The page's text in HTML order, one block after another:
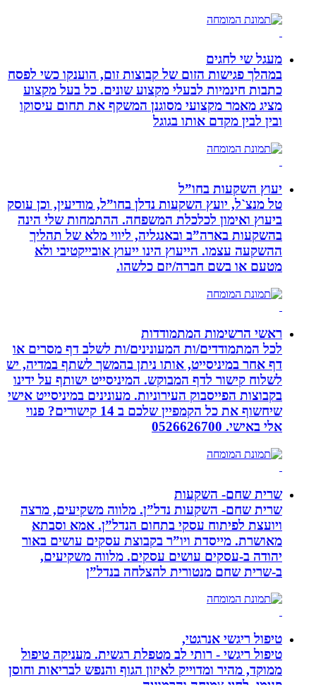
מעגל שי לחגים
במהלך פגישות הזום של קבוצות זום, הוענקו כשי לפסח
כתבות חינמיות לבעלי מקצוע שונים. כל בעל מקצוע
מציג מאמר מקצועי מסוגנן המשקף את תחום עיסוקו
ובין לבין מקדם אותו בגוגל
יעוץ השקעות בחו”ל
טל מנצ`ל, יועץ השקעות נדלן בחו”ל, מודיעין, וכן עוסק
ביעוץ ואימון לכלכלת המשפחה. ההתמחות שלי הינה
בהשקעות בארה”ב ובאנגליה, ליווי מלא של תהליך
ההשקעה עצמו. הייעוץ הינו ייעוץ אובייקטיבי ולא
מטעם או בשם חברה/יזם כלשהו.
ראשי הרשימות המתמודדות
לכל המתמודדים/ות המעונינים/ות לשלב דף מסרים או
דף אחר במיניסייט, אותו ניתן בהמשך לשתף במדיה, יש
לשלוח קישור לדף המבוקש. המיניסייט ישותף על ידינו
בקבוצות הפייסבוק העירוניות. מעונינים במיניסייט אישי
שיחשוף את כל הקמפיין שלכם ב 14 קישורים? פנוי
אלי באישי. 0526626700
שרית שחם- השקעות
שרית שחם- השקעות נדל”ן. מלווה משקיעים, מרצה
ויועצת לפיתוח עסקי בתחום הנדל”ן. אמא וסבתא
מאושרת. ‏מייסדת ויו”ר בקבוצת עסקים עושים באור
יהודה‏ ב-‏עסקים עושים עסקים‏. ‏מלווה משקיעים,
ב-‏שרית שחם מנטורית להצלחה בנדל”ן‏
טיפול ריגשי אנרגטי,
טיפול ריגשי - רותי לב מטפלת רגשית. מעניקה טיפול
ממוקד, מהיר ומדוייק לאיזון הגוף והנפש לבריאות וחוסן